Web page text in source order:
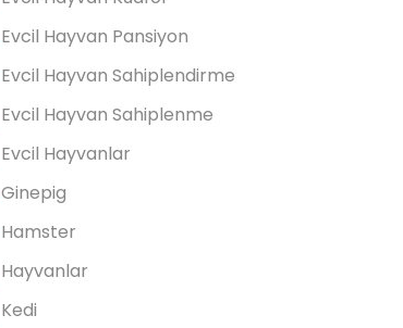
Evcil Hayvan Pansiyon
Evcil Hayvan Sahiplendirme
Evcil Hayvan Sahiplenme
Evcil Hayvanlar
Ginepig
Hamster
Hayvanlar
Kedi